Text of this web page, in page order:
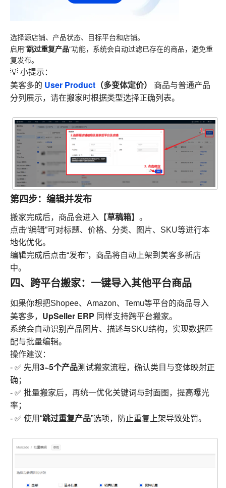
选择源店铺、产品状态、目标平台和店铺。
启用“跳过重复产品”功能，系统会自动过滤已存在的商品，避免重
复发布。
💡 小提示：
美客多的 User Product （多变体定价）
商品与普通产品
分列展示，请在搬家时根据类型选择正确列表。
第四步：编辑并发布
搬家完成后，商品会进入【草稿箱】。
点击“编辑”可对标题、价格、分类、图片、SKU等进行本
地化优化。
编辑完成后点击“发布”，商品将自动上架到美客多新店
中。
四、跨平台搬家：一键导入其他平台商品
如果你想把Shopee、Amazon、Temu等平台的商品导入
美客多， UpSeller ERP 同样支持跨平台搬家。
系统会自动识别产品图片、描述与SKU结构，实现数据匹
配与批量编辑。
操作建议：
- ✅ 先用3~5个产品测试搬家流程，确认类目与变体映射正
确；
- ✅ 批量搬家后，再统一优化关键词与封面图，提高曝光
率；
- ✅ 使用“跳过重复产品”选项，防止重复上架导致处罚。